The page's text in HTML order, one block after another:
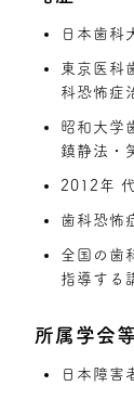
日本歯科
東京医科
科恐怖症
昭和大学
鎮静法・
2012年
歯科恐怖
全国の歯
指導する
所属学会等
日本障